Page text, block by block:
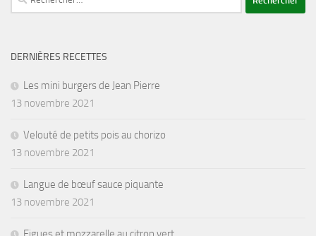
DERNIÈRES RECETTES
Les mini burgers de Jean Pierre
13 novembre 2021
Velouté de petits pois au chorizo
13 novembre 2021
Langue de bœuf sauce piquante
13 novembre 2021